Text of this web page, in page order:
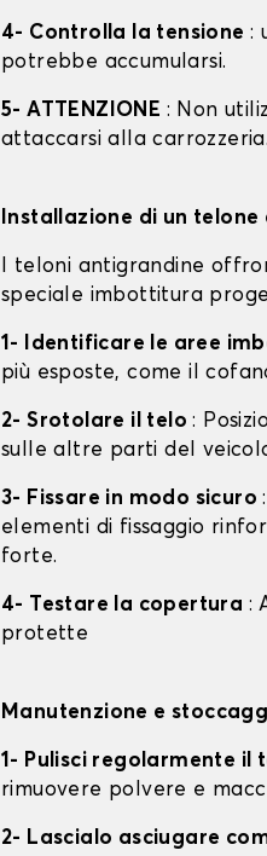
4- Controlla la tensione :
potrebbe accumularsi.
5- ATTENZIONE : Non
attaccarsi alla carrozzeria.
Installazione di un telone
I teloni antigrandine
speciale imbottitura
1- Identificare le aree
più esposte, come il
2- Srotolare il telo:
sulle altre parti del
3- Fissare in modo sicuro
elementi di fissaggio
forte.
4- Testare la copertura :
protette
Manutenzione e
1- Pulisci regolarmente il
rimuovere polvere e
2- Lascialo asciugare